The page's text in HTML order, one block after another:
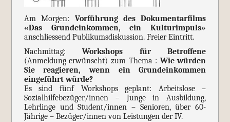
Am Morgen: Vorführung des Dokumentarfilms
«Das Grundeinkommen, ein Kulturimpuls»
anschliessend Publikumsdiskussion. Freier Eintritt.
Nachmittag:Workshops für Betroffene
(Anmeldung erwünscht) zum Thema : Wie würden
Sie reagieren, wenn ein Grundeinkommen
eingeführt würde?
Es sind fünf Workshops geplant: Arbeitslose –
Sozialhilfebezüger/innen – Junge in Ausbildung,
Lehrlinge und Student/innen – Senioren, über 60-
Jährige – Bezüger/innen von Leistungen der IV.